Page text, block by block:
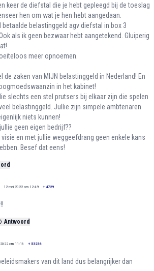
keer de diefstal die je hebt gepleegd bij de toeslag
hen om wat je hen hebt aangedaan.
betaalde belastinggeld agv diefstal in box 3
als ik geen bezwaar hebt aangetekend. Gluiperig
meer opnoemen.
de zaken van MIJN belastinggeld in Nederland! En
in het kabinet!
slechts een stel prutsers bij elkaar zijn die spelen
belastinggeld. Jullie zijn simpele ambtenaren
niets kunnen!
geen eigen bedrijf??
en met jullie weggeefdrang geen enkele kans
Besef dat eens!
12 mei 2022 om 12:49 + 4729
Antwoord
om 11:16 + 53256
van dit land dus belangrijker dan